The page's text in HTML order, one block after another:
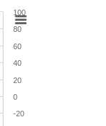
-20
0
20
40
60
80
100